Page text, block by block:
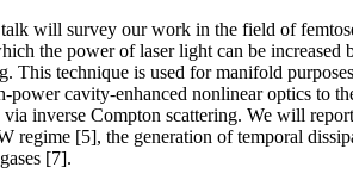
will survey our work in the field of
the power of laser light can be increased
This technique is used for manifold
power cavity-enhanced nonlinear optics to
inverse Compton scattering. We will
regime [5], the generation of temporal
[7].